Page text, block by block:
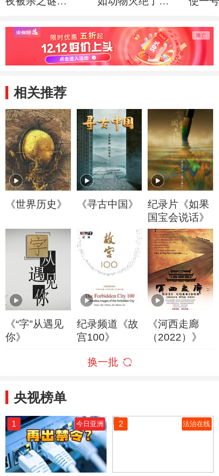
相关推荐
《世界历史》 《寻古中国》
纪录片《如果
国宝会说话》
《“字”从遇见
你》
纪录频道《故
宫100》
《河西走廊
（2022）》
换一批
央视榜单
1 今日亚洲 2 法治在线